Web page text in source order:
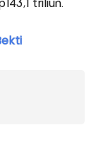
triliun.